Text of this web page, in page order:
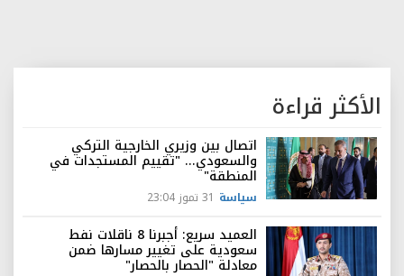
الأكثر قراءة
اتصال بين وزيري الخارجية التركي
والسعودي... "تقييم المستجدات في
المنطقة"
سياسة 31 تموز 23:04
العميد سريع: أجبرنا 8 ناقلات نفط
سعودية على تغيير مسارها ضمن
معادلة "الحصار بالحصار"